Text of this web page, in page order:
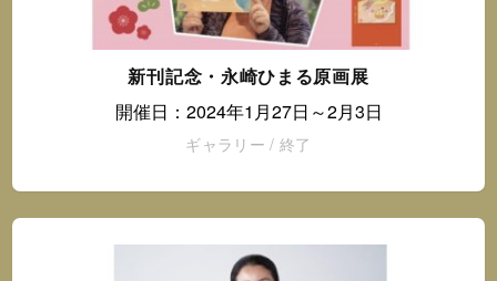
新刊記念・永崎ひまる原画展
開催日：2024年1月27日～2月3日
ギャラリー / 終了